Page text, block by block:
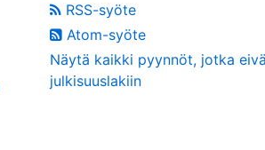
RSS-syöte
Atom-syöte
Näytä kaikki pyynnöt, jotka
julkisuuslakiin